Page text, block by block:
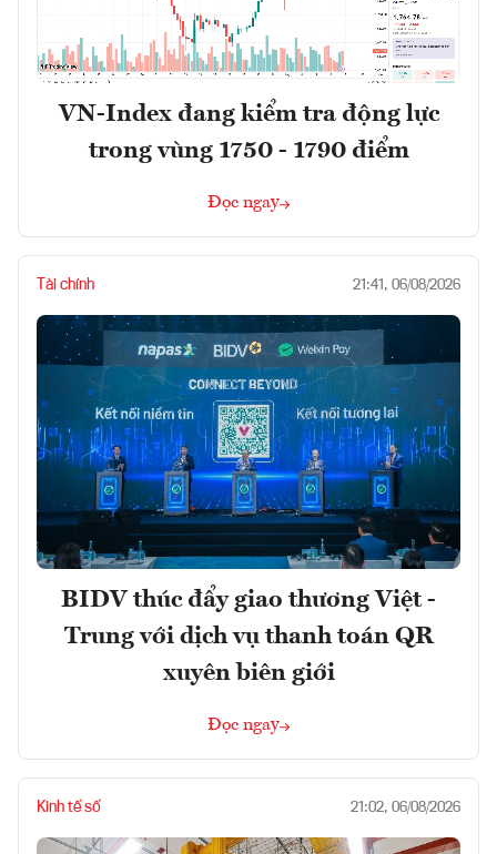
VN-Index đang kiểm tra động lực
trong vùng 1750 - 1790 điểm
Đọc ngay
Tài chính 21:41, 06/08/2026
BIDV thúc đẩy giao thương Việt -
Trung với dịch vụ thanh toán QR
xuyên biên giới
Đọc ngay
Kinh tế số 21:02, 06/08/2026